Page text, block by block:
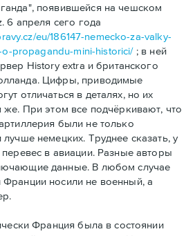
появившейся на чешском
6 апреля сего года
eu/186147-nemecko-za-valky-
propagandu-mini-historici/; в ней
History extra и британского
Цифры, привoдимые
отличаться в деталях, но их
же. При этом все подчёркивают, что
были не только
немецких. Труднее сказать, у
в авиации. Разные авторы
данные. В любом случае
Франции носили не военный, а
Франция была в состоянии